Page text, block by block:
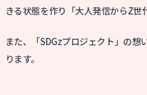
きる状態を作り「大人発信からZ世
また、「SDGzプロジェクト」の
ります。